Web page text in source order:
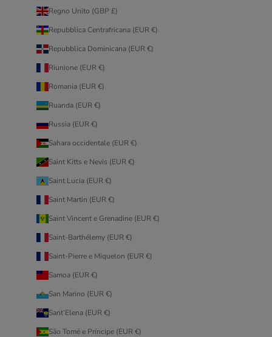
Regno Unito (GBP £)
Repubblica Centrafricana (EUR €)
Repubblica Dominicana (EUR €)
Riunione (EUR €)
Romania (EUR €)
Ruanda (EUR €)
Russia (EUR €)
Sahara occidentale (EUR €)
Saint Kitts e Nevis (EUR €)
Saint Lucia (EUR €)
Saint Martin (EUR €)
Saint Vincent e Grenadine (EUR €)
Saint-Barthélemy (EUR €)
Saint-Pierre e Miquelon (EUR €)
Samoa (EUR €)
San Marino (EUR €)
Sant’Elena (EUR €)
São Tomé e Príncipe (EUR €)